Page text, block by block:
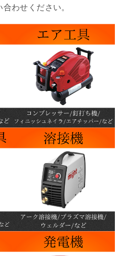
わせください。